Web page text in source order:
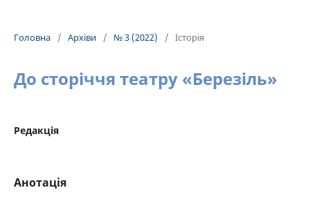
Головна / Архіви / № 3 (2022) / Історія
До сторіччя театру «Березіль»
Редакція
Анотація